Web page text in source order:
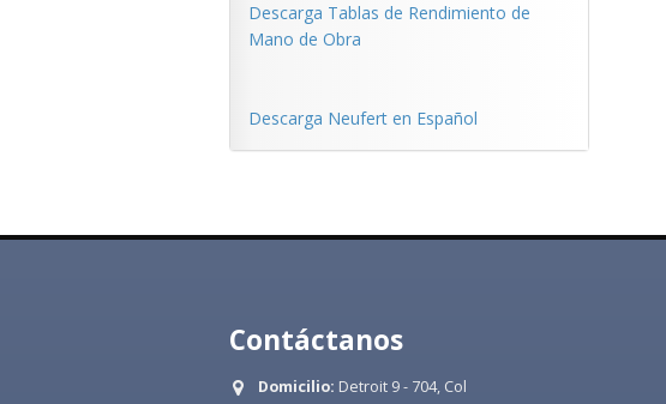
Descarga Tablas de Rendimiento de
Mano de Obra
Descarga Neufert en Español
Contáctanos
Domicilio: Detroit 9 - 704, Col